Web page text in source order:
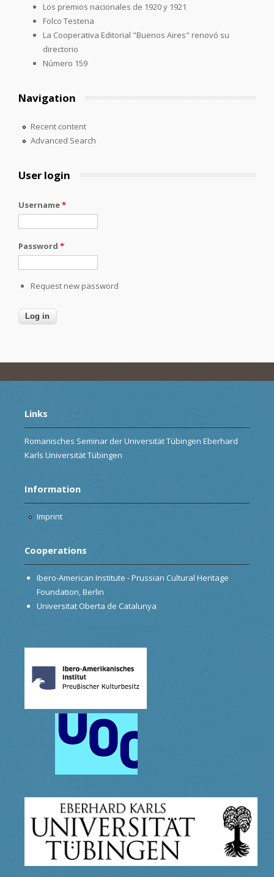
Los premios nacionales de 1920 y 1921
Folco Testena
La Cooperativa Editorial "Buenos Aires" renovó su
directorio
Número 159
Navigation
Recent content
Advanced Search
User login
Username*
Password *
Request new password
Links
Romanisches Seminar der Universität Tübingen Eberhard
Karls Universität Tübingen
Information
Imprint
Cooperations
Ibero-American Institute - Prussian Cultural Heritage
Foundation, Berlin
Universitat Oberta de Catalunya